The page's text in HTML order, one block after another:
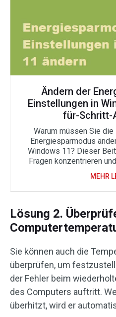
Ändern der
Einstellungen in
für-Schritt-
Warum müssen Sie
Energiesparmodus
Windows 11? Dieser
Fragen konzentrieren
MEHR
Lösung 2.
Sie können auch die
überprüfen, um
der Fehler beim
des Computers auftritt.
überhitzt, wird er